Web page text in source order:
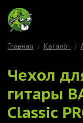
Главная Каталог
Чехол
гитары
Classic